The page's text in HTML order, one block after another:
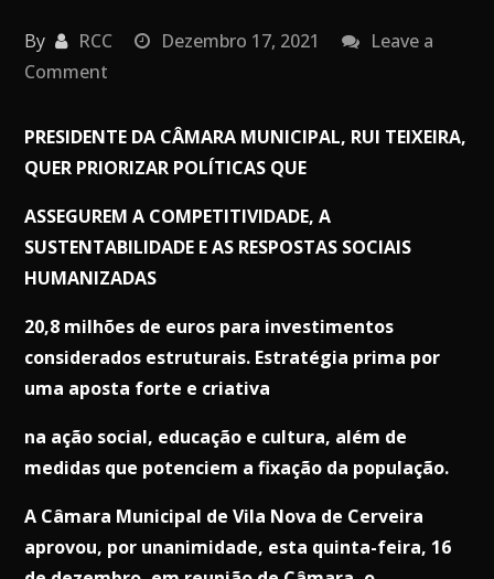
By RCC Dezembro 17, 2021
Leave a
Comment
e
grandes
do
Plano
2022
aprovado
por
unanimidade
PRESIDENTE DA CÂMARA MUNICIPAL, RUI TEIXEIRA,
QUER PRIORIZAR POLÍTICAS QUE
ASSEGUREM A COMPETITIVIDADE, A
SUSTENTABILIDADE E AS RESPOSTAS SOCIAIS
HUMANIZADAS
20,8 milhões de euros para investimentos
considerados estruturais. Estratégia prima por
uma aposta forte e criativa
na ação social, educação e cultura, além de
medidas que potenciem a fixação da população.
A Câmara Municipal de Vila Nova de Cerveira
aprovou, por unanimidade, esta quinta-feira, 16